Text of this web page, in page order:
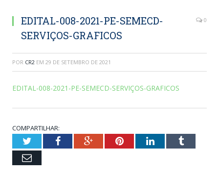
EDITAL-008-2021-PE-SEMECD-
SERVIÇOS-GRAFICOS
0
POR CR2 EM 29 DE SETEMBRO DE 2021
EDITAL-008-2021-PE-SEMECD-SERVIÇOS-GRAFICOS
COMPARTILHAR:
TwitterFacebookGoogle+PinterestLinkedInTumblr
Email